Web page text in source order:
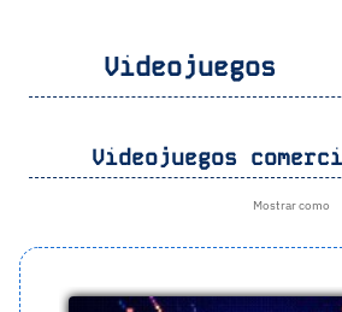
Videojuegos
Videojuegos
Mostrar como